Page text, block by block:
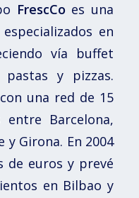
FrescCo es una
en
vía buffet
pastas y pizzas.
una red de 15
Barcelona,
y Girona. En 2004
de euros y prevé
en Bilbao y